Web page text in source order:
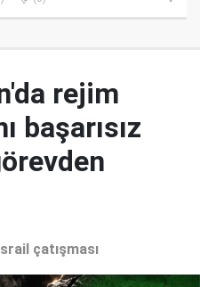
rejim
başarısız
çatışması